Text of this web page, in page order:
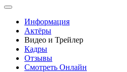
Информация
Актёры
Видео и Трейлер
Кадры
Отзывы
Смотреть Онлайн